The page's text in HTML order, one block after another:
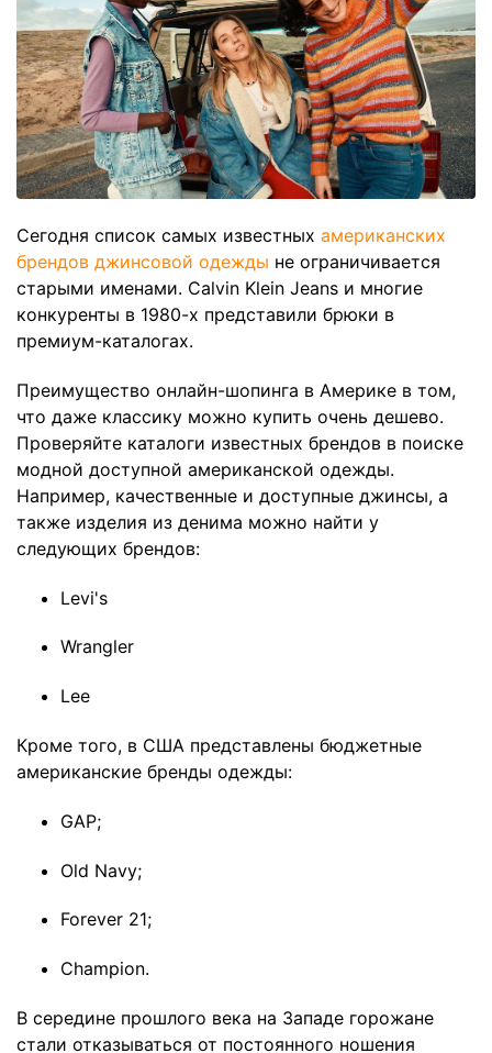
Сегодня список самых известных американских
брендов джинсовой одежды не ограничивается
старыми именами. Calvin Klein Jeans и многие
конкуренты в 1980-х представили брюки в
премиум-каталогах.
Преимущество онлайн-шопинга в Америке в том,
что даже классику можно купить очень дешево.
Проверяйте каталоги известных брендов в поиске
модной доступной американской одежды.
Например, качественные и доступные джинсы, а
также изделия из денима можно найти у
следующих брендов:
Levi's
Wrangler
Lee
Кроме того, в США представлены бюджетные
американские бренды одежды:
GAP;
Old Navy;
Forever 21;
Champion.
В середине прошлого века на Западе горожане
стали отказываться от постоянного ношения